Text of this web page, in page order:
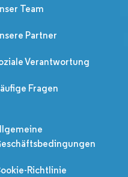
Team
Partner
Verantwortung
Fragen
Richtlinie